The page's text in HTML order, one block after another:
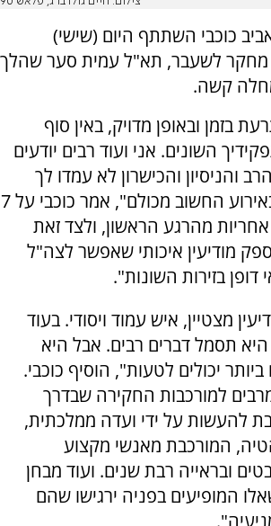
כוכבי השתתף היום (שישי)
מחקר לשעבר, תא"ל עמית סער שהלך
בזמן ובאופן מדויק, באין סוף
השונים. אני ועוד רבים יודעים
והניסיון והכישרון לא עמדו לך
ולחטיבת המחקר באירוע החשוב מכולם", אמר כוכבי על 7
מהרגע הראשון, ולצד זאת
מודיעין איכותי שאפשר לצה"ל
דופן בזירות השונות".
מצטיין, איש עמוד ויסודי. בעוד
תסמל דברים רבים. אבל היא
יכולים לטעות", הוסיף כוכבי.
למורכבות החקירה שבדרך
להעשות על ידי ועדה ממלכתית,
המורכבת מאנשי מקצוע
ובראייה רבת שנים. ועוד מבחן
המופיעים בפניה ירגישו שהם